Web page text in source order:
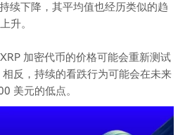
续下降，其平均值也经历类似的趋
升。
加密代币的价格可能会重新测试
反，持续的看跌行为可能会在未来
美元的低点。